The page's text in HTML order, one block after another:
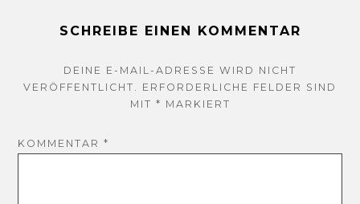
SCHREIBE EINEN KOMMENTAR
DEINE E-MAIL-ADRESSE WIRD NICHT
VERÖFFENTLICHT. ERFORDERLICHE FELDER SIND
MIT * MARKIERT
KOMMENTAR*